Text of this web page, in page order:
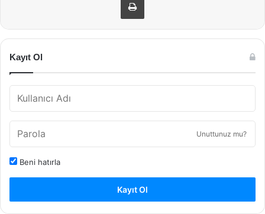
Kayıt Ol
Unuttunuz mu?
Beni hatırla
Kayıt Ol